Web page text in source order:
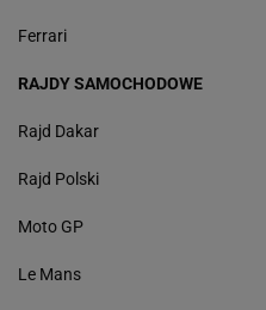
Ferrari
RAJDY SAMOCHODOWE
Rajd Dakar
Rajd Polski
Moto GP
Le Mans